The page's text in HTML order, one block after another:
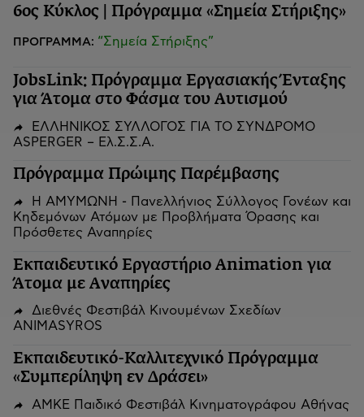
6ος Κύκλος | Πρόγραμμα «Σημεία Στήριξης»
ΠΡΟΓΡΑΜΜΑ: “Σημεία Στήριξης”
JobsLink: Πρόγραμμα Εργασιακής Ένταξης
για Άτομα στο Φάσμα του Αυτισμού
ΕΛΛΗΝΙΚΟΣ ΣΥΛΛΟΓΟΣ ΓΙΑ ΤΟ ΣΥΝΔΡΟΜΟ
ASPERGER – Ελ.Σ.Σ.Α.
Πρόγραμμα Πρώιμης Παρέμβασης
Η ΑΜΥΜΩΝΗ - Πανελλήνιος Σύλλογος Γονέων και
Κηδεμόνων Ατόμων με Προβλήματα Όρασης και
Πρόσθετες Αναπηρίες
Εκπαιδευτικό Εργαστήριο Animation για
Άτομα με Αναπηρίες
Διεθνές Φεστιβάλ Κινουμένων Σχεδίων
ANIMASYROS
Εκπαιδευτικό-Καλλιτεχνικό Πρόγραμμα
«Συμπερίληψη εν Δράσει»
ΑΜΚΕ Παιδικό Φεστιβάλ Κινηματογράφου Αθήνας